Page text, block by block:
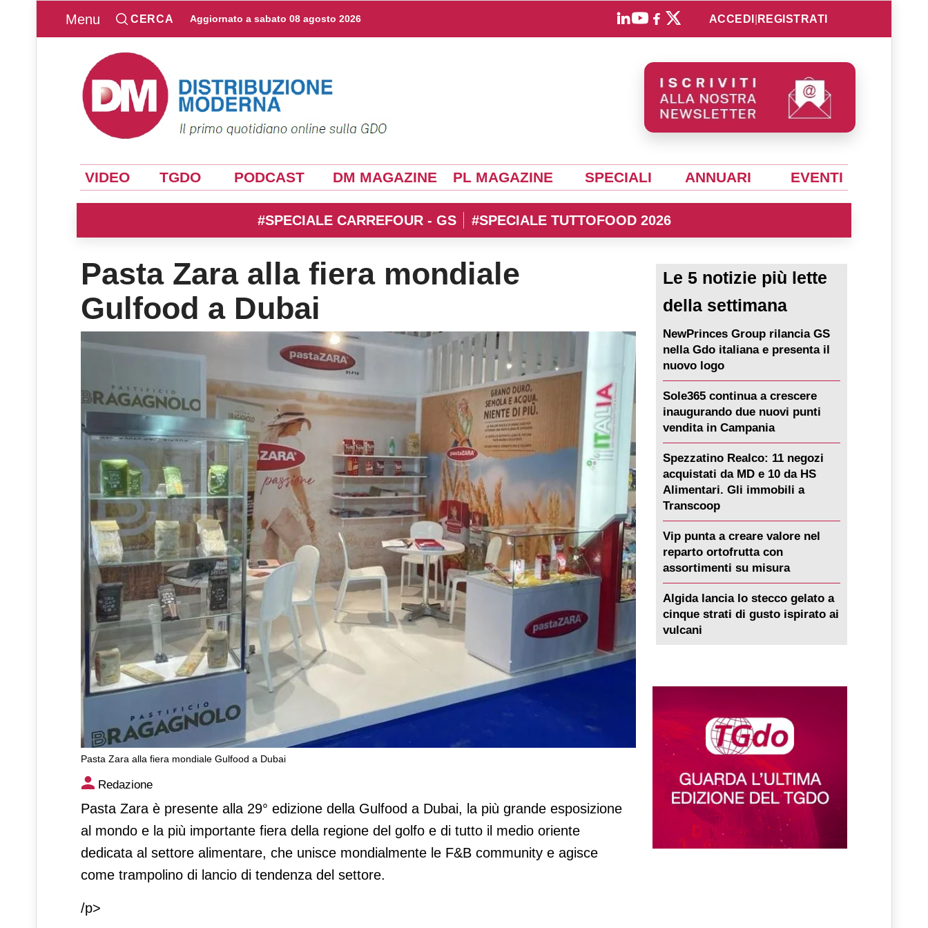
Menu CERCA Aggiornato a sabato 08 agosto 2026 ACCEDI REGISTRATI
VIDEO TGDO PODCAST DM MAGAZINE PL MAGAZINE SPECIALI ANNUARI EVENTI
#SPECIALE CARREFOUR - GS #SPECIALE TUTTOFOOD 2026
Pasta Zara alla fiera mondiale
Gulfood a Dubai
Pasta Zara alla fiera mondiale Gulfood a Dubai
Pasta Zara alla fiera mondiale Gulfood a Dubai
Redazione
Pasta Zara è presente alla 29° edizione della Gulfood a Dubai, la più grande esposizione
al mondo e la più importante fiera della regione del golfo e di tutto il medio oriente
dedicata al settore alimentare, che unisce mondialmente le F&B community e agisce
come trampolino di lancio di tendenza del settore.
/p>
Le 5 notizie più lette
della settimana
NewPrinces Group rilancia GS
nella Gdo italiana e presenta il
nuovo logo
Sole365 continua a crescere
inaugurando due nuovi punti
vendita in Campania
Spezzatino Realco: 11 negozi
acquistati da MD e 10 da HS
Alimentari. Gli immobili a
Transcoop
Vip punta a creare valore nel
reparto ortofrutta con
assortimenti su misura
Algida lancia lo stecco gelato a
cinque strati di gusto ispirato ai
vulcani